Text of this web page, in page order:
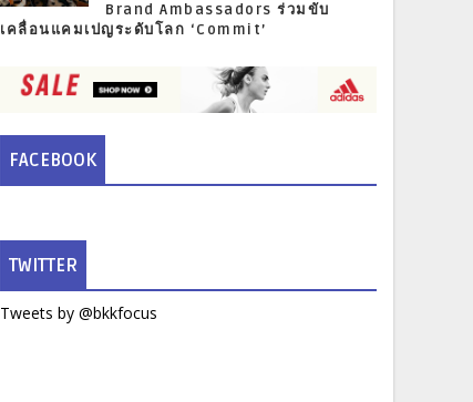
Brand Ambassadors ร่วมขับ
เคลื่อนแคมเปญระดับโลก ‘Commit’
FACEBOOK
TWITTER
Tweets by @bkkfocus